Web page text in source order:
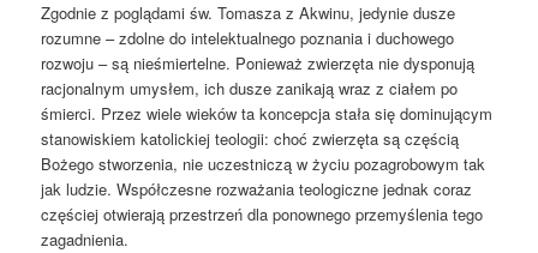
Zgodnie z poglądami św. Tomasza z Akwinu, jedynie dusze
rozumne – zdolne do intelektualnego poznania i duchowego
rozwoju – są nieśmiertelne. Ponieważ zwierzęta nie dysponują
racjonalnym umysłem, ich dusze zanikają wraz z ciałem po
śmierci. Przez wiele wieków ta koncepcja stała się dominującym
stanowiskiem katolickiej teologii: choć zwierzęta są częścią
Bożego stworzenia, nie uczestniczą w życiu pozagrobowym tak
jak ludzie. Współczesne rozważania teologiczne jednak coraz
częściej otwierają przestrzeń dla ponownego przemyślenia tego
zagadnienia.